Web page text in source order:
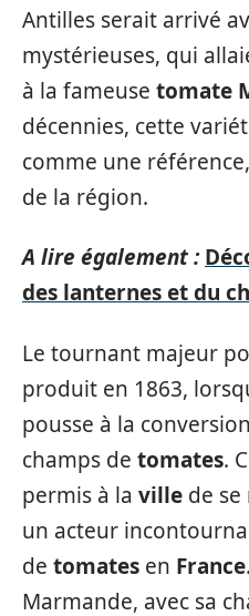
Antilles serait arrivé
mystérieuses, qui
à la fameuse tomate
décennies, cette
comme une
de la région.
A lire également :
des lanternes et du
Le tournant majeur
produit en 1863,
pousse à la
champs de tomates.
permis à la ville de
un acteur
de tomates en France
Marmande, avec sa